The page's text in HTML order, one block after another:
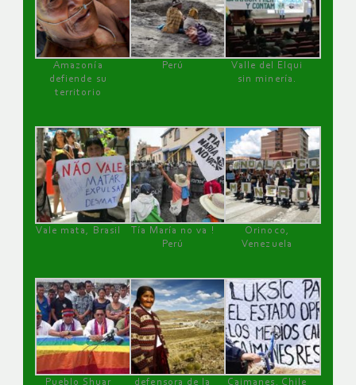
Amazonía
defiende su
territorio
Perú
Valle del Elqui
sin minería.
Vale mata, Brasil
Tía María no va !
Perú
Orinoco,
Venezuela
Pueblo Shuar defensora de la Caimanes, Chile